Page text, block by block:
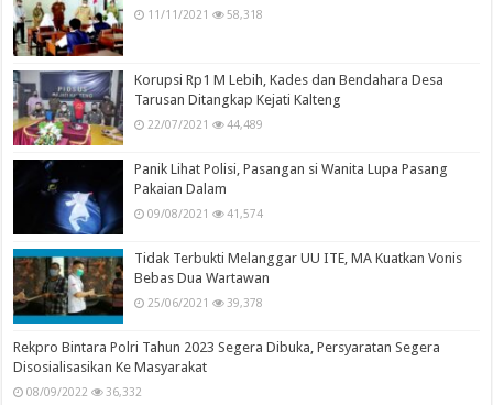
11/11/2021 58,318
Korupsi Rp1 M Lebih, Kades dan Bendahara Desa
Tarusan Ditangkap Kejati Kalteng
22/07/2021 44,489
Panik Lihat Polisi, Pasangan si Wanita Lupa Pasang
Pakaian Dalam
09/08/2021 41,574
Tidak Terbukti Melanggar UU ITE, MA Kuatkan Vonis
Bebas Dua Wartawan
25/06/2021 39,378
Rekpro Bintara Polri Tahun 2023 Segera Dibuka, Persyaratan Segera
Disosialisasikan Ke Masyarakat
08/09/2022 36,332